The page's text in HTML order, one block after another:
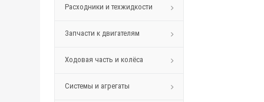
Расходники и техжидкости
Запчасти к двигателям
Ходовая часть и колёса
Системы и агрегаты